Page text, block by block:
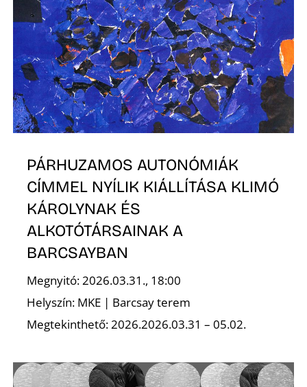
PÁRHUZAMOS AUTONÓMIÁK
CÍMMEL NYÍLIK KIÁLLÍTÁSA KLIMÓ
KÁROLYNAK ÉS
ALKOTÓTÁRSAINAK A
BARCSAYBAN
Megnyitó: 2026.03.31., 18:00
Helyszín: MKE | Barcsay terem
Megtekinthető: 2026.2026.03.31 – 05.02.